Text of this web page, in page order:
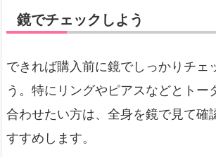
鏡でチェックしよう
できれば購入前に鏡でしっかりチェ
う。特にリングやピアスなどとトー
合わせたい方は、全身を鏡で見て確
すすめします。